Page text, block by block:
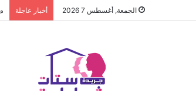
الجمعة, أغسطس 7 2026 أخبار عاجلة